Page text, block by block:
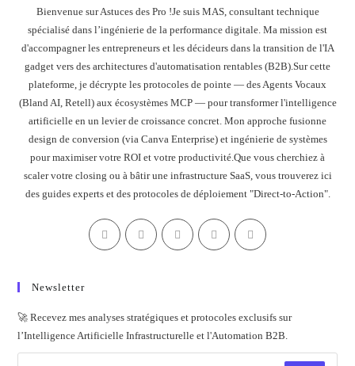
Bienvenue sur Astuces des Pro !Je suis MAS, consultant technique
spécialisé dans l’ingénierie de la performance digitale. Ma mission est
d'accompagner les entrepreneurs et les décideurs dans la transition de l'IA
gadget vers des architectures d'automatisation rentables (B2B).Sur cette
plateforme, je décrypte les protocoles de pointe — des Agents Vocaux
(Bland AI, Retell) aux écosystèmes MCP — pour transformer l'intelligence
artificielle en un levier de croissance concret. Mon approche fusionne
design de conversion (via Canva Enterprise) et ingénierie de systèmes
pour maximiser votre ROI et votre productivité.Que vous cherchiez à
scaler votre closing ou à bâtir une infrastructure SaaS, vous trouverez ici
des guides experts et des protocoles de déploiement "Direct-to-Action".
Newsletter
🚀 Recevez mes analyses stratégiques et protocoles exclusifs sur
l’Intelligence Artificielle Infrastructurelle et l'Automation B2B.